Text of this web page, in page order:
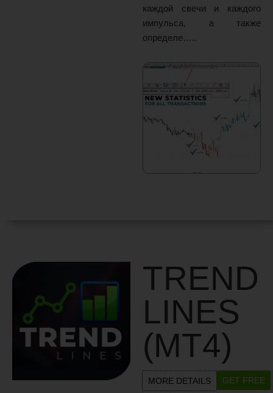
каждой свечи и каждого
импульса, а также
определе…..
TREND
LINES
(MT4)
MORE DETAILS GET FREE